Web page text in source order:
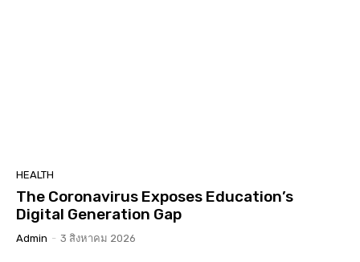
HEALTH
The Coronavirus Exposes Education’s
Digital Generation Gap
Admin - 3 สิงหาคม 2026